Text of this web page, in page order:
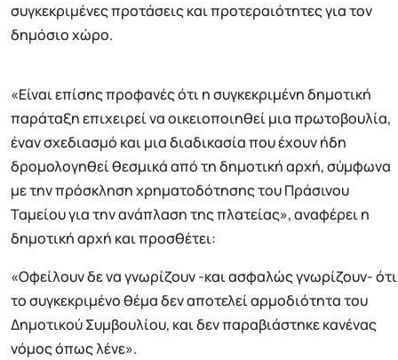
συγκεκριμένες προτάσεις και προτεραιότητες για τον
δημόσιο χώρο.
«Είναι επίσης προφανές ότι η συγκεκριμένη δημοτική
παράταξη επιχειρεί να οικειοποιηθεί μια πρωτοβουλία,
έναν σχεδιασμό και μια διαδικασία που έχουν ήδη
δρομολογηθεί θεσμικά από τη δημοτική αρχή, σύμφωνα
με την πρόσκληση χρηματοδότησης του Πράσινου
Ταμείου για την ανάπλαση της πλατείας», αναφέρει η
δημοτική αρχή και προσθέτει:
«Οφείλουν δε να γνωρίζουν -και ασφαλώς γνωρίζουν- ότι
το συγκεκριμένο θέμα δεν αποτελεί αρμοδιότητα του
Δημοτικού Συμβουλίου, και δεν παραβιάστηκε κανένας
νόμος όπως λένε».